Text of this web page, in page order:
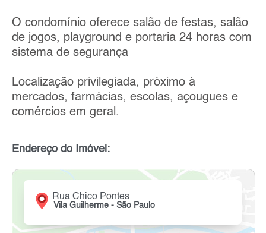
O condomínio oferece salão de festas, salão
de jogos, playground e portaria 24 horas com
sistema de segurança
Localização privilegiada, próximo à
mercados, farmácias, escolas, açougues e
comércios em geral.
Endereço do Imóvel:
Rua Chico Pontes
Vila Guilherme - São Paulo